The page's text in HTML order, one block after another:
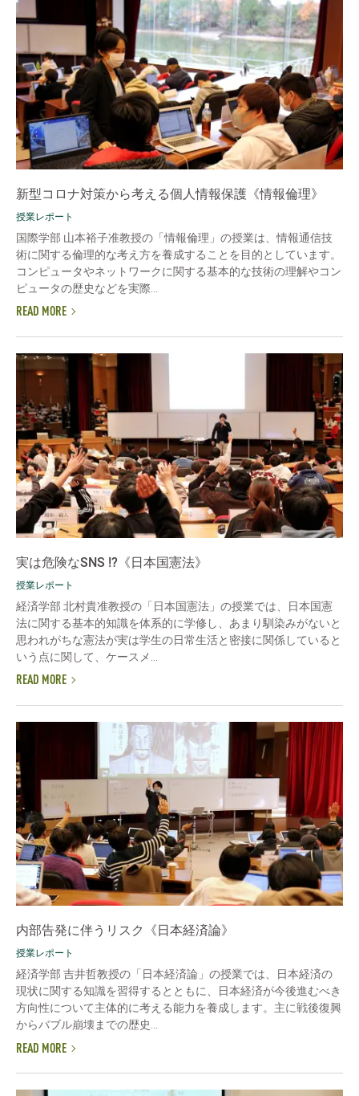
新型コロナ対策から考える個人情報保護《情報倫理》
授業レポート
国際学部 山本裕子准教授の「情報倫理」の授業は、情報通信技
術に関する倫理的な考え方を養成することを目的としています。
コンピュータやネットワークに関する基本的な技術の理解やコン
ピュータの歴史などを実際...
READ MORE
実は危険なSNS !?《日本国憲法》
授業レポート
経済学部 北村貴准教授の「日本国憲法」の授業では、日本国憲
法に関する基本的知識を体系的に学修し、あまり馴染みがないと
思われがちな憲法が実は学生の日常生活と密接に関係していると
いう点に関して、ケースメ...
READ MORE
内部告発に伴うリスク《日本経済論》
授業レポート
経済学部 吉井哲教授の「日本経済論」の授業では、日本経済の
現状に関する知識を習得するとともに、日本経済が今後進むべき
方向性について主体的に考える能力を養成します。主に戦後復興
からバブル崩壊までの歴史...
READ MORE